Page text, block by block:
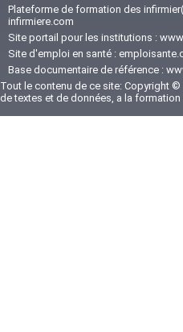
Plateforme de formation des
infirmiere.com
Site portail pour les institutions :
Site d'emploi en santé :
Base documentaire de référence :
Tout le contenu de ce site: Copyright
de textes et de données, a la